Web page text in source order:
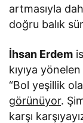
artmasıyla
doğru balık
İhsan Erdem
kıyıya
“Bol yeşillik
görünüyor.
karşı